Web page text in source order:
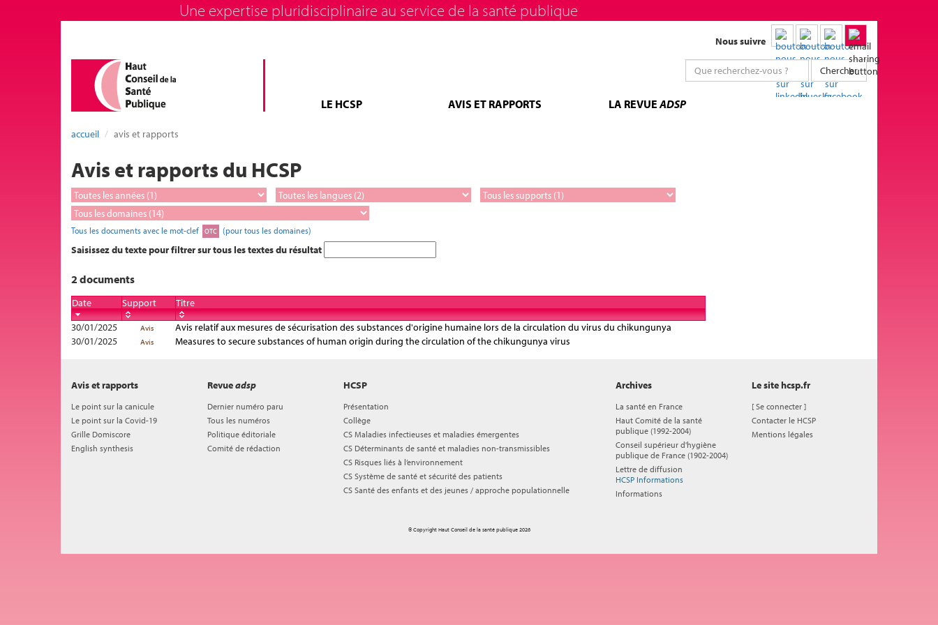
Une expertise pluridisciplinaire au service de la santé publique
Nous suivre
Chercher
LE HCSP AVIS ET RAPPORTS LA REVUEADSP
accueil avis et rapports
Avis et rapports du HCSP
Tous les documents avec le mot-clef OTC (pour tous les domaines)
Saisissez du texte pour filtrer sur tous les textes du résultat
2 documents
Date Support
Titre
30/01/2025
Avis
Avis relatif aux mesures de sécurisation des substances d'origine humaine lors de la circulation du virus du chikungunya
30/01/2025
Avis Measures to secure substances of human origin during the circulation of the chikungunya virus
HCSP
Présentation
Collège
CS Maladies infectieuses et maladies émergentes
CS Déterminants de santé et maladies non-transmissibles
CS Risques liés à l’environnement
CS Système de santé et sécurité des patients
CS Santé des enfants et des jeunes / approche populationnelle
Avis et rapports
Le point sur la canicule
Le point sur la Covid-19
Grille Domiscore
English synthesis
Revueadsp
Dernier numéro paru
Tous les numéros
Politique éditoriale
Comité de rédaction
Archives
La santé en France
Haut Comité de la santé
publique (1992-2004)
Conseil supérieur d'hygiène
publique de France (1902-2004)
Lettre de diffusion
HCSP Informations
Informations
Le site hcsp.fr
[Se connecter ]
Contacter le HCSP
Mentions légales
© Copyright Haut Conseil de la santé publique 2026